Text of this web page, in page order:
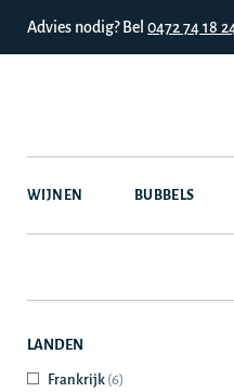
Advies nodig? Bel 0472 74 18
WIJNEN BUBBELS
LANDEN
Frankrijk (6)